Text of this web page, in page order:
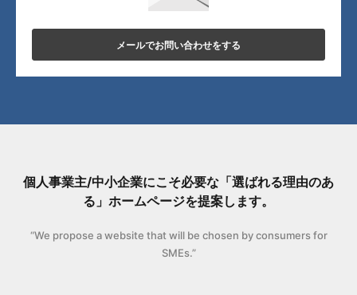
メールでお問い合わせをする
個人事業主/中小企業にこそ必要な「選ばれる理由のあ
る」ホームページを提案します。
“We propose a website that will be chosen by consumers for
SMEs.”